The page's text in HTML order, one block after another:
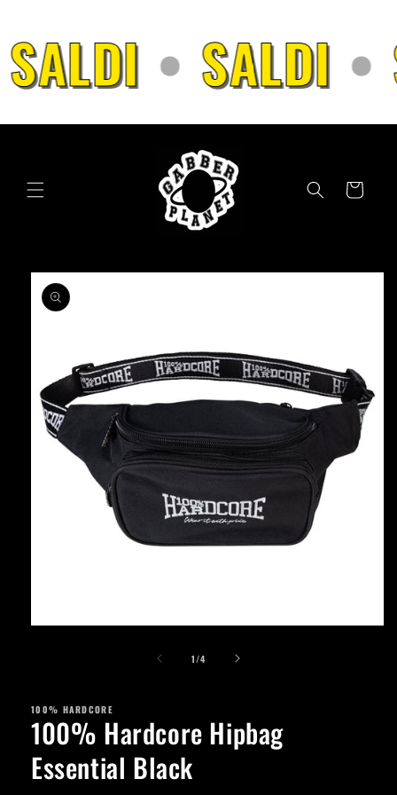
SALDI • SALDI •
Carrello
Passa alle
informazioni
sul prodotto
modale
1 /su
4
100% HARDCORE
100% Hardcore Hipbag
Essential Black